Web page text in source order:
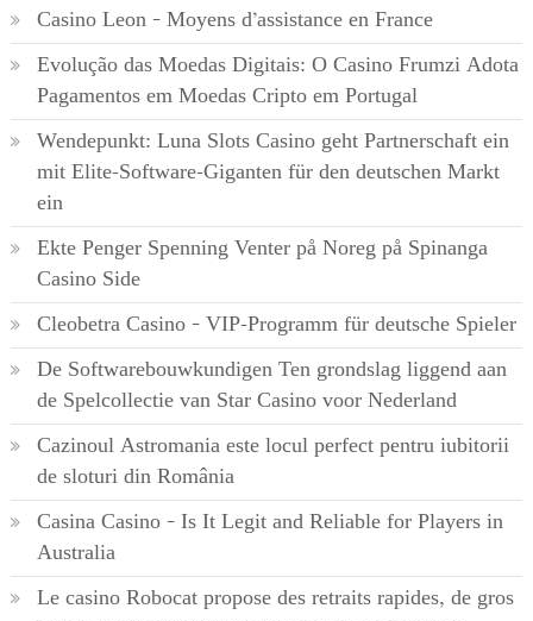
Casino Leon – Moyens d’assistance en France
Evolução das Moedas Digitais: O Casino Frumzi Adota
Pagamentos em Moedas Cripto em Portugal
Wendepunkt: Luna Slots Casino geht Partnerschaft ein
mit Elite-Software-Giganten für den deutschen Markt
ein
Ekte Penger Spenning Venter på Noreg på Spinanga
Casino Side
Cleobetra Casino – VIP-Programm für deutsche Spieler
De Softwarebouwkundigen Ten grondslag liggend aan
de Spelcollectie van Star Casino voor Nederland
Cazinoul Astromania este locul perfect pentru iubitorii
de sloturi din România
Casina Casino – Is It Legit and Reliable for Players in
Australia
Le casino Robocat propose des retraits rapides, de gros